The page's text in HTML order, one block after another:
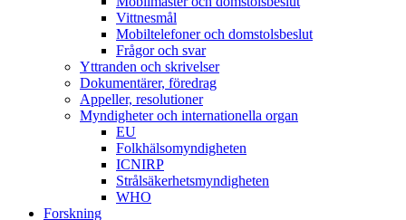
Vittnesmål
Mobiltelefoner och domstolsbeslut
Frågor och svar
Yttranden och skrivelser
Dokumentärer, föredrag
Appeller, resolutioner
Myndigheter och internationella organ
EU
Folkhälsomyndigheten
ICNIRP
Strålsäkerhetsmyndigheten
WHO
Forskning